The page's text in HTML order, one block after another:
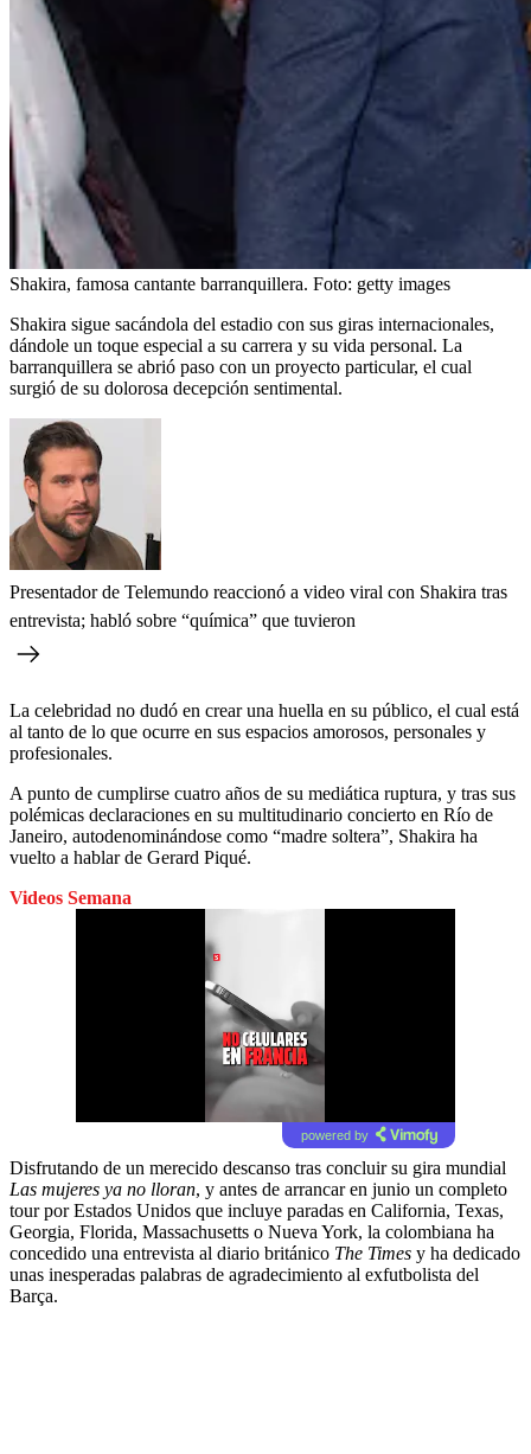
Shakira, famosa cantante barranquillera. Foto: getty images
Shakira sigue sacándola del estadio con sus giras internacionales,
dándole un toque especial a su carrera y su vida personal. La
barranquillera se abrió paso con un proyecto particular, el cual
surgió de su dolorosa decepción sentimental.
Presentador de Telemundo reaccionó a video viral con Shakira tras
entrevista; habló sobre “química” que tuvieron
La celebridad no dudó en crear una huella en su público, el cual está
al tanto de lo que ocurre en sus espacios amorosos, personales y
profesionales.
A punto de cumplirse cuatro años de su mediática ruptura, y tras sus
polémicas declaraciones en su multitudinario concierto en Río de
Janeiro, autodenominándose como “madre soltera”, Shakira ha
vuelto a hablar de Gerard Piqué.
Videos Semana
powered by
Disfrutando de un merecido descanso tras concluir su gira mundial
Las mujeres ya no lloran, y antes de arrancar en junio un completo
tour por Estados Unidos que incluye paradas en California, Texas,
Georgia, Florida, Massachusetts o Nueva York, la colombiana ha
concedido una entrevista al diario británico The Times y ha dedicado
unas inesperadas palabras de agradecimiento al exfutbolista del
Barça.